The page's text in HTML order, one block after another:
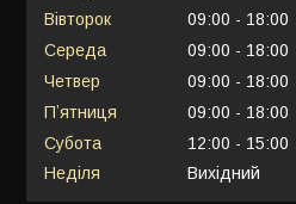
Вівторок
09:00
18:00
Середа
09:00
18:00
Четвер
09:00
18:00
Пʼятниця
09:00
18:00
Субота
12:00
15:00
Неділя
Вихідний